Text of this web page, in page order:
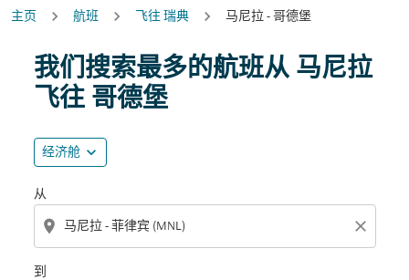
主页 航班 飞往 瑞典 马尼拉 - 哥德堡
我们搜索最多的航班从 马尼拉
飞往 哥德堡
经济舱 expand_more
从
location_on close
到
尝试更新您的路线（出发地和/或目的地）或与下面的各